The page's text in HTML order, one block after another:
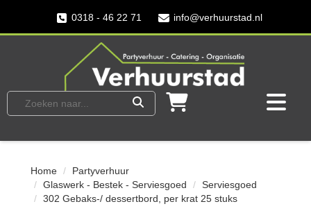
0318 - 46 22 71 info@verhuurstad.nl
Home
Partyverhuur
Glaswerk - Bestek - Serviesgoed
Serviesgoed
302 Gebaks-/ dessertbord, per krat 25 stuks